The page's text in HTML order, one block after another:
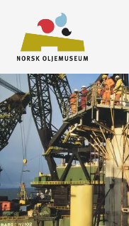
Gå
til
innhold